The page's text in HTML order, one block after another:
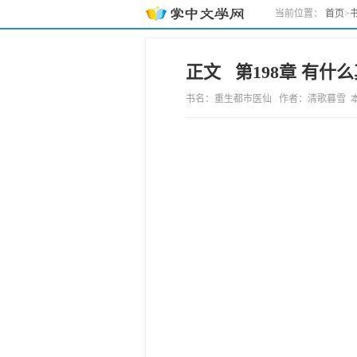
当前位置： 首页>
正文 第198章 有什么
书名：重生都市医仙 作者：清歌暮雪